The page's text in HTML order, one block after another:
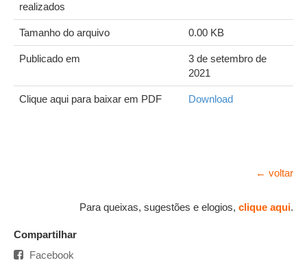
realizados
Tamanho do arquivo 0.00 KB
Publicado em
3 de setembro de
2021
Clique aqui para baixar em PDF Download
← voltar
Para queixas, sugestões e elogios, clique aqui.
Compartilhar
Facebook